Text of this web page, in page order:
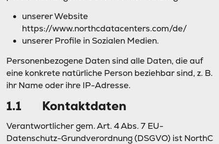
unserer Website
https://www.northcdatacenters.com/de/
unserer Profile in Sozialen Medien.
Personenbezogene Daten sind alle Daten, die auf
eine konkrete natürliche Person beziehbar sind, z. B.
ihr Name oder ihre IP-Adresse.
1.1 Kontaktdaten
Verantwortlicher gem. Art. 4 Abs. 7 EU-
Datenschutz-Grundverordnung (DSGVO) ist NorthC